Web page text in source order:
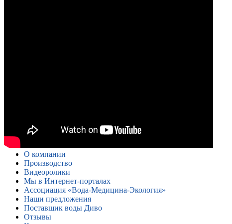
О компании
Производство
Видеоролики
Мы в Интернет-порталах
Ассоциация «Вода-Медицина-Экология»
Наши предложения
Поставщик воды Диво
Отзывы